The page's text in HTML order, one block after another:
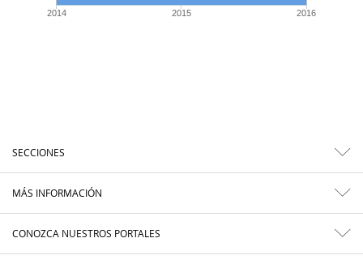
2014 2015 2016
SECCIONES
MÁS INFORMACIÓN
CONOZCA NUESTROS PORTALES